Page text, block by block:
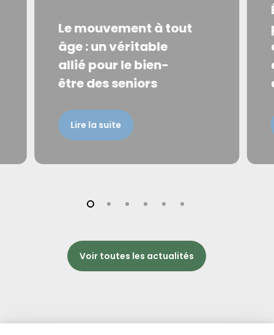
Le mouvement à tout
âge : un véritable
allié pour le bien-
être des seniors
Lire la suite
Voir toutes les actualités